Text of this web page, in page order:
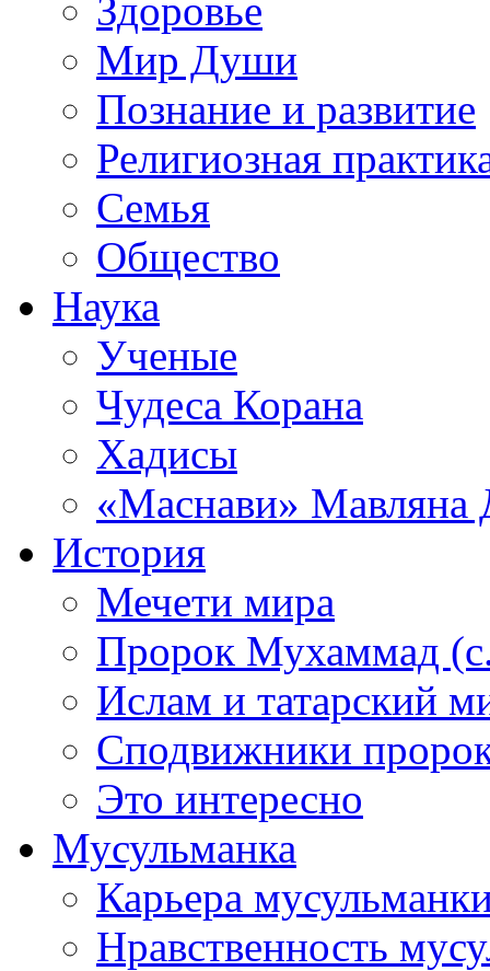
Здоровье
Мир Души
Познание и развитие
Религиозная
Семья
Общество
Наука
Ученые
Чудеса Корана
Хадисы
«Маснави» Мавляна
История
Мечети мира
Пророк Мухаммад
Ислам и татарский
Сподвижники
Это интересно
Мусульманка
Карьера
Нравственность